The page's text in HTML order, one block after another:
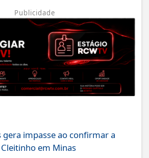
Publicidade
impasse ao confirmar a
em Minas